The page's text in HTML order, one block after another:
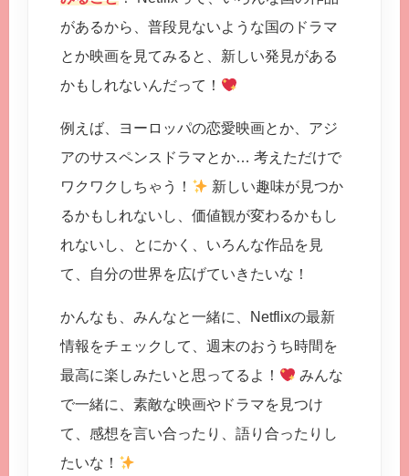
があるから、普段見ないような国のドラマ
とか映画を見てみると、新しい発見がある
かもしれないんだって！
例えば、ヨーロッパの恋愛映画とか、アジ
アのサスペンスドラマとか… 考えただけで
ワクワクしちゃう！
新しい趣味が見つか
るかもしれないし、価値観が変わるかもし
れないし、とにかく、いろんな作品を見
て、自分の世界を広げていきたいな！
かんなも、みんなと一緒に、Netflixの最新
情報をチェックして、週末のおうち時間を
最高に楽しみたいと思ってるよ！
みんな
で一緒に、素敵な映画やドラマを見つけ
て、感想を言い合ったり、語り合ったりし
たいな！